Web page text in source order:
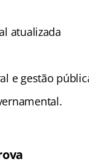
atualizada
e gestão